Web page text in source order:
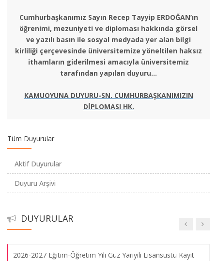
Cumhurbaşkanımız Sayın Recep Tayyip ERDOĞAN’ın
öğrenimi, mezuniyeti ve diploması hakkında görsel
ve yazılı basın ile sosyal medyada yer alan bilgi
kirliliği çerçevesinde üniversitemize yöneltilen haksız
ithamların giderilmesi amacıyla üniversitemiz
tarafından yapılan duyuru…
KAMUOYUNA DUYURU-SN. CUMHURBAŞKANIMIZIN
DİPLOMASI HK.
Tüm Duyurular
Aktif Duyurular
Duyuru Arşivi
DUYURULAR
MÜYÖS 2022 Başvuruları başladı.
CİMER 'Yönetime Katıl Uygulaması'
TÜRK SİLAHLI KUVVETLERİNE KUVVET
KOMUTANLIKLARINDA / MİLLİ SAVUNMA
Uzatılması Hk.
2026-2027 Eğitim-Öğretim Yılı Güz Yarıyılı Lisansüstü Kayıt